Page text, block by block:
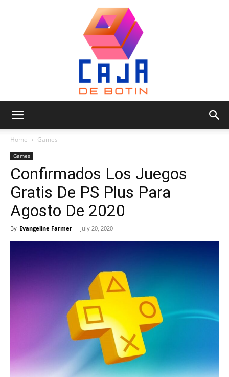
de
Botin
Home Games
Games
Confirmados Los Juegos
Gratis De PS Plus Para
Agosto De 2020
By Evangeline Farmer - July 20, 2020